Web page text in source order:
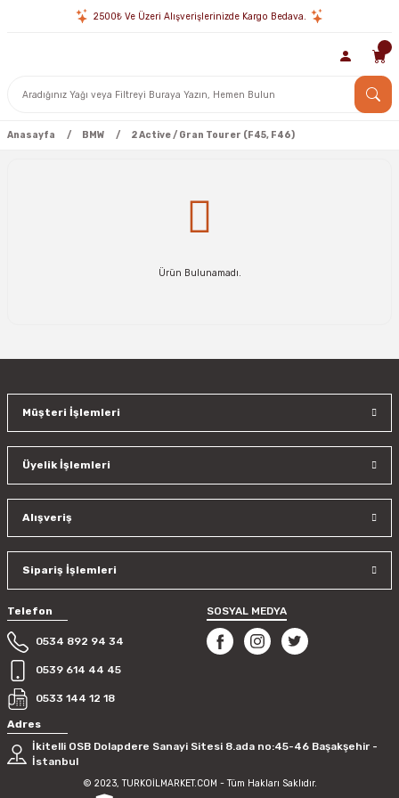
2500₺ Ve Üzeri Alışverişlerinizde Kargo Bedava.
Anasayfa BMW 2 Active / Gran Tourer (F45, F46)
Ürün Bulunamadı.
Müşteri İşlemleri
Üyelik İşlemleri
Alışveriş
Sipariş İşlemleri
Telefon
0534 892 94 34
0539 614 44 45
0533 144 12 18
SOSYAL MEDYA
Adres
İkitelli OSB Dolapdere Sanayi Sitesi 8.ada no:45-46 Başakşehir -
İstanbul
© 2023, TURKOİLMARKET.COM - Tüm Hakları Saklıdır.